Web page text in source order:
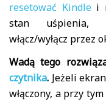
resetować Kindlei
stan uśpienia,
włącz/wyłącz przez
Wadą tego
czytnika. Jeżeli
włączony, a przy